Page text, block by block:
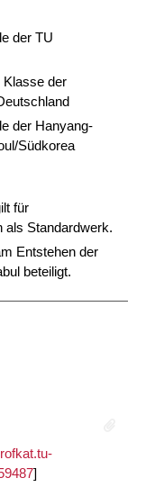
der TU
Klasse der
der Hanyang-
Südkorea
für
als Standardwerk.
Entstehen der
beteiligt.
]